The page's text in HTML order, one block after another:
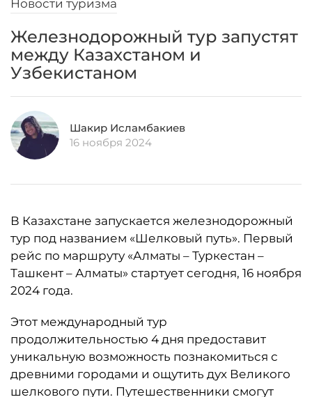
Новости туризма
Железнодорожный тур запустят
между Казахстаном и
Узбекистаном
Шакир Исламбакиев
16 ноября 2024
В Казахстане запускается железнодорожный
тур под названием «Шелковый путь». Первый
рейс по маршруту «Алматы – Туркестан –
Ташкент – Алматы» стартует сегодня, 16 ноября
2024 года.
Этот международный тур
продолжительностью 4 дня предоставит
уникальную возможность познакомиться с
древними городами и ощутить дух Великого
шелкового пути. Путешественники смогут